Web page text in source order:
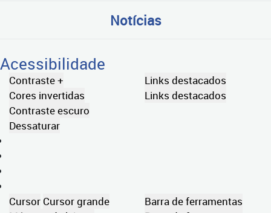
Notícias
Acessibilidade
Contraste +
Cores invertidas
Contraste escuro
Dessaturar
Links destacados
Links destacados
Cursor Cursor grande
Barra de ferramentas